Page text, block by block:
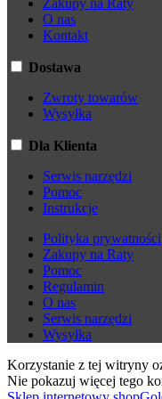
Zakupy na Raty
O nas
Kontakt
Dostawa
Zwroty towarów
Wysyłka
Dla Klienta
Serwis narzędzi
Pomoc
Instrukcje
Polityka prywatności
Zakupy na Raty
Pomoc
Regulamin
O nas
Serwis narzędzi
Wysyłka
Korzystanie z tej witryny
Nie pokazuj więcej tego